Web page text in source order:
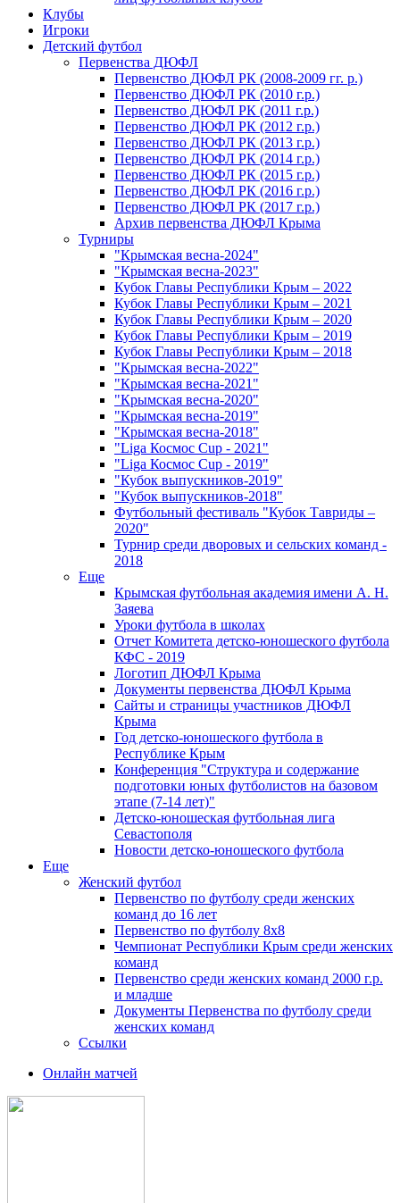
Клубы
Игроки
Детский футбол
Первенства ДЮФЛ
Первенство ДЮФЛ РК (2008-2009 гг. р.)
Первенство ДЮФЛ РК (2010 г.р.)
Первенство ДЮФЛ РК (2011 г.р.)
Первенство ДЮФЛ РК (2012 г.р.)
Первенство ДЮФЛ РК (2013 г.р.)
Первенство ДЮФЛ РК (2014 г.р.)
Первенство ДЮФЛ РК (2015 г.р.)
Первенство ДЮФЛ РК (2016 г.р.)
Первенство ДЮФЛ РК (2017 г.р.)
Архив первенства ДЮФЛ Крыма
Турниры
"Крымская весна-2024"
"Крымская весна-2023"
Кубок Главы Республики Крым – 2022
Кубок Главы Республики Крым – 2021
Кубок Главы Республики Крым – 2020
Кубок Главы Республики Крым – 2019
Кубок Главы Республики Крым – 2018
"Крымская весна-2022"
"Крымская весна-2021"
"Крымская весна-2020"
"Крымская весна-2019"
"Крымская весна-2018"
"Liga Космос Cup - 2021"
"Liga Космос Cup - 2019"
"Кубок выпускников-2019"
"Кубок выпускников-2018"
Футбольный фестиваль "Кубок Тавриды –
2020"
Турнир среди дворовых и сельских команд -
2018
Еще
Крымская футбольная академия имени А. Н.
Заяева
Уроки футбола в школах
Отчет Комитета детско-юношеского футбола
КФС - 2019
Логотип ДЮФЛ Крыма
Документы первенства ДЮФЛ Крыма
Сайты и страницы участников ДЮФЛ
Крыма
Год детско-юношеского футбола в
Республике Крым
Конференция "Структура и содержание
подготовки юных футболистов на базовом
этапе (7-14 лет)"
Детско-юношеская футбольная лига
Севастополя
Новости детско-юношеского футбола
Еще
Женский футбол
Первенство по футболу среди женских
команд до 16 лет
Первенство по футболу 8х8
Чемпионат Республики Крым среди женских
команд
Первенство среди женских команд 2000 г.р.
и младше
Документы Первенства по футболу среди
женских команд
Ссылки
Онлайн матчей